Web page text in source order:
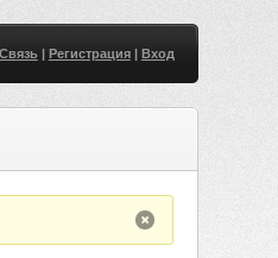
Связь| Регистрация| Вход